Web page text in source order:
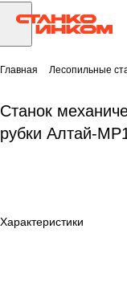
Главная Лесопильные
Станок
рубки Алтай-
Характеристики